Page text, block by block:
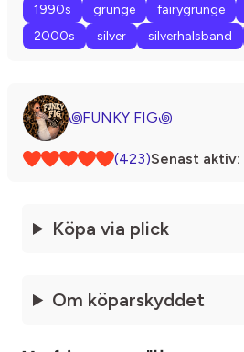
1990s
grunge fairygrunge
2000s
silver silverhalsband
꩜FUNKY FIG꩜
(423)Senast aktiv:
Köpa via plick
Om köparskyddet